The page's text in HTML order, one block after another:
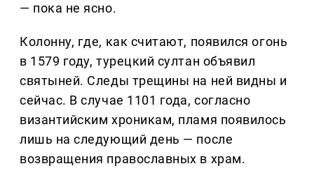
— пока не ясно.
Колонну, где, как считают, появился огонь
в 1579 году, турецкий султан объявил
святыней. Следы трещины на ней видны и
сейчас. В случае 1101 года, согласно
византийским хроникам, пламя появилось
лишь на следующий день — после
возвращения православных в храм.